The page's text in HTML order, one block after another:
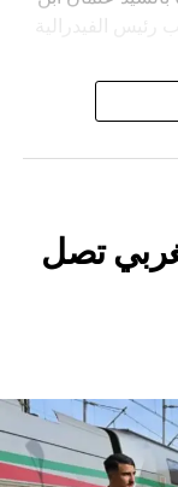
رئيس الفيدرالية
حفل تكريم
الذي وافته المنية
تصل